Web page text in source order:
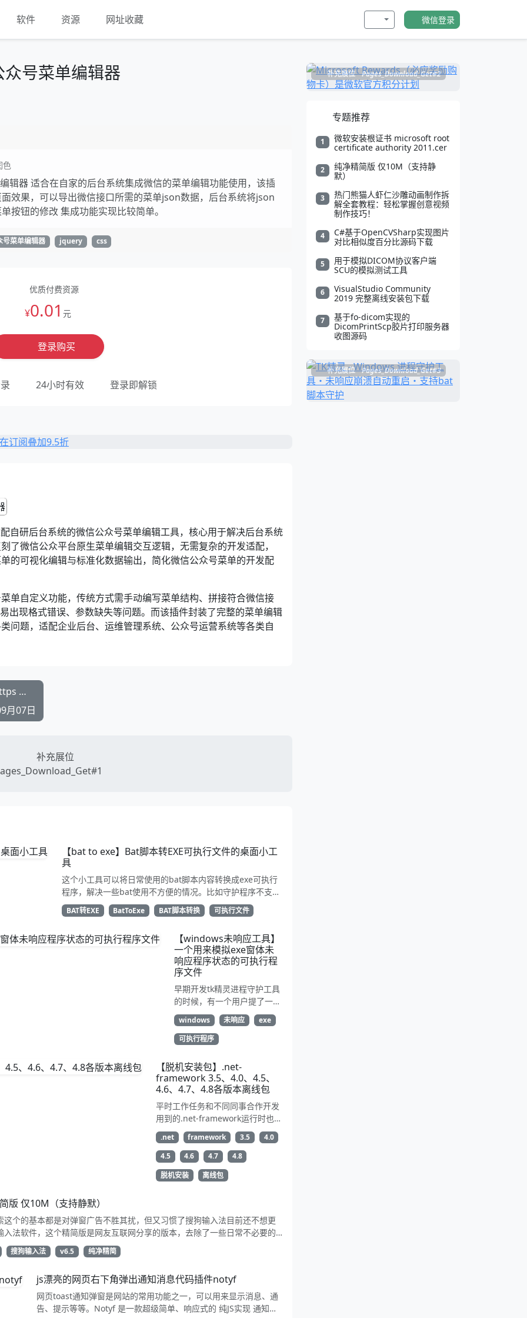
软件 资源 网址收藏 微信登录
号菜单编辑器
色
辑器 适合在自家的后台系统集成微信的菜单编辑功能使用，该插
效果，可以导出微信接口所需的菜单json数据，后台系统将json
按钮的修改 集成功能实现比较简单。
号菜单编辑器 jquery css
优质付费资源
¥0.01 元
登录购买
24小时有效 登录即解锁
自研后台系统的微信公众号菜单编辑工具，核心用于解决后台系统
了微信公众平台原生菜单编辑交互逻辑，无需复杂的开发适配，
的可视化编辑与标准化数据输出，简化微信公众号菜单的开发配
单自定义功能，传统方式需手动编写菜单结构、拼接符合微信接
出现格式错误、参数缺失等问题。而该插件封装了完整的菜单编辑
问题，适配企业后台、运维管理系统、公众号运营系统等各类自
免费https证书申请创建工具 win-acme网站https 证书免费申请工具.rar
月07日
补充展位
【bat to exe】Bat脚本转EXE可执行文件的桌面小工
具
这个小工具可以将日常使用的bat脚本内容转换成exe可执行
程序，解决一些bat使用不方便的情况。比如守护程序不支持
bat时 便可以通过本工具将脚本转换为exe，然后就可以正常
监护了；部分需要外部环境调用cmd脚本的可能会有点问题
BAT转EXE BatToExe BAT脚本转换 可执行文件
【windows未响应工具】
一个用来模拟exe窗体未
响应程序状态的可执行程
序文件
早期开发tk精灵进程守护工具
的时候，有一个用户提了一个
监视应用未响应状态执行强制
重启的功能需求，最开始功能
开发测试时需要进程复现未响
程序这种状态出现的时机有点
可遇不可求，导致每次功能验
证和测试都比较麻烦，于是就
自己花了点时间写了个启动就
直接未响应的exe，用来模拟
进程的未响应状态给tk精灵监
视重启功能测试验证。
windows 未响应
exe
可执行程序
【脱机安装包】.net-
framework 3.5、4.0、4.5、
4.6、4.7、4.8各版本离线包
平时工作任务和不同同事合作开发
用到的.net-framework运行时也经
常不同，部署项目时需要不同的客
户端上安装各个不同的版本运行时
每次去找安装包都需要花时间一个
一个找，索性直接把所有版本都下
载好了整理放到了一起方便以后下
4.8各个版本发布的的运行时离线安
装包
.net framework 3.5
4.0
4.5
4.6 4.7
4.8
脱机安装
离线包
版 仅10M（支持静默）
这个的基本都是对弹窗广告不胜其扰，但又习惯了搜狗输入法目前还不想更
入法软件，这个精简版是网友互联网分享的版本，去除了一些日常不必要的
及广告相关模块，使用比较安静，下载安装前请自行杀一下毒
搜狗输入法 v6.5 纯净精简
js漂亮的网页右下角弹出通知消息代码插件notyf
网页toast通知弹窗是网站的常用功能之一，可以用来显示消息、通
告、提示等等。Notyf 是一款超级简单、响应式的 纯JS实现 通知插
补充展位 Pages_Download_Get#2
专题推荐
1
微软安装根证书 microsoft root
certificate authority 2011.cer
2
纯净精简版 仅10M（支持静
默）
3
热门熊猫人虾仁沙雕动画制作拆
解全套教程：轻松掌握创意视频
制作技巧！
4
C#基于OpenCVSharp实现图片
对比相似度百分比源码下载
5
用于模拟DICOM协议客户端
SCU的模拟测试工具
6
VisualStudio Community
2019 完整离线安装包下载
7
基于fo-dicom实现的
DicomPrintScp胶片打印服务器
收图源码
补充展位 Pages_Download_Get#3